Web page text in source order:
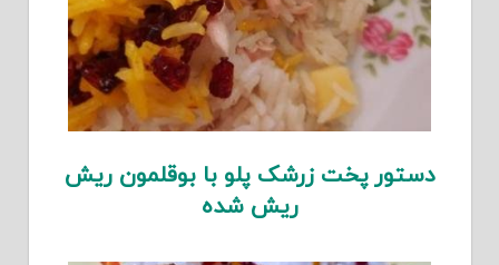
دستور پخت زرشک پلو با بوقلمون ریش
ریش شده